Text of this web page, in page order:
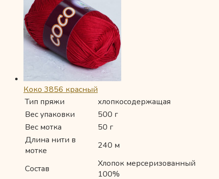
Коко 3856 красный
Тип пряжи
хлопкосодержащая
Вес упаковки
500 г
Вес мотка
50 г
Длина нити в
мотке
240 м
Состав
Хлопок мерсеризованный
100%